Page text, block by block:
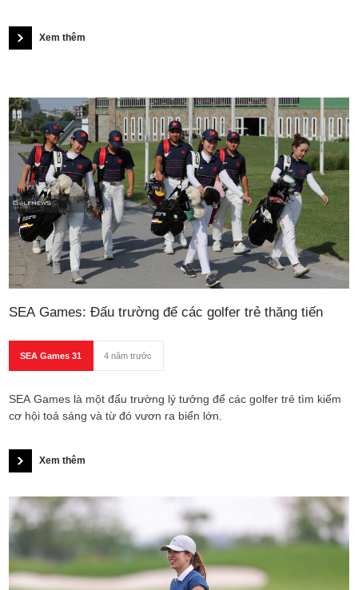
Xem thêm
SEA Games: Đấu trường để các golfer trẻ thăng tiến
SEA Games 31 4 năm trước
SEA Games là một đấu trường lý tưởng để các golfer trẻ tìm kiếm
cơ hội toả sáng và từ đó vươn ra biển lớn.
Xem thêm